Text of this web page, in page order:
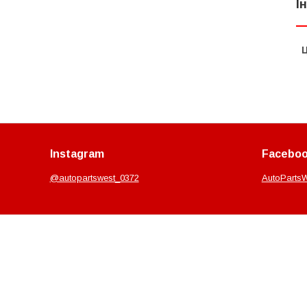
Instagram
@autopartswest_0372